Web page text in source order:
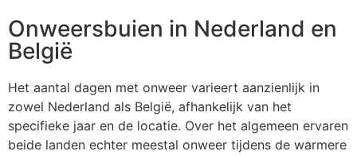
Onweersbuien in Nederland en
België
Het aantal dagen met onweer varieert aanzienlijk in
zowel Nederland als België, afhankelijk van het
specifieke jaar en de locatie. Over het algemeen ervaren
beide landen echter meestal onweer tijdens de warmere